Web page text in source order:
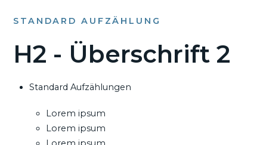
STANDARD AUFZÄHLUNG
H2 - Überschrift 2
Standard Aufzählungen
Lorem ipsum
Lorem ipsum